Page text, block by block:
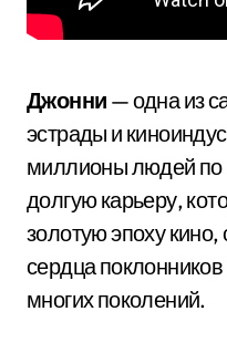
Джонни — одна из
эстрады и
миллионы людей по
долгую карьеру,
золотую эпоху
сердца
многих поколений.